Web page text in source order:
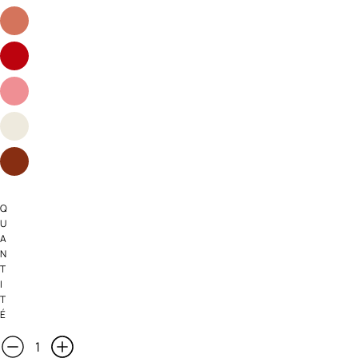
Q
U
A
N
T
I
T
É